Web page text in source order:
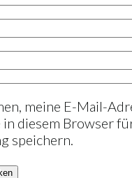
meine E-Mail-
diesem Browser
speichern.